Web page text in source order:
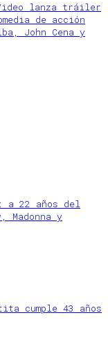
lanza tráiler
de acción
John Cena y
a 22 años del
Madonna y
cumple 43 años